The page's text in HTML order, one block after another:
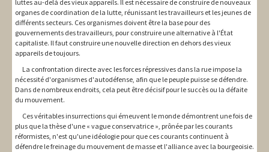
luttes au-delà des vieux appareils. Il est nécessaire de construire de nouveaux
organes de coordination de la lutte, réunissant les travailleurs et les jeunes de
différents secteurs. Ces organismes doivent être la base pour des
gouvernements des travailleurs, pour construire une alternative à l'État
capitaliste. Il faut construire une nouvelle direction en dehors des vieux
appareils de toujours.
La confrontation directe avec les forces répressives dans la rue impose la
nécessité d'organismes d'autodéfense, afin que le peuple puisse se défendre.
Dans de nombreux endroits, cela peut être décisif pour le succès ou la défaite
du mouvement.
Ces véritables insurrections qui émeuvent le monde démontrent une fois de
plus que la thèse d'une « vague conservatrice », prônée par les courants
réformistes, n'est qu'une idéologie pour que ces courants continuent à
défendre le freinage du mouvement de masse et l'alliance avec la bourgeoisie.